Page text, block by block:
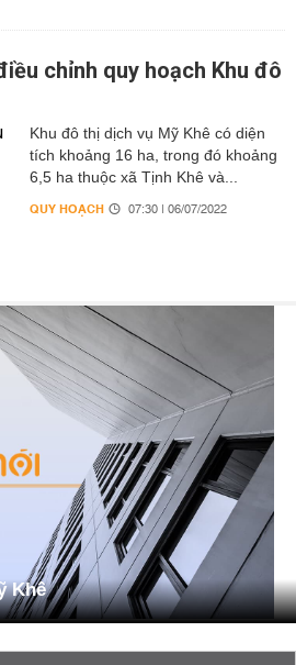
chỉnh quy hoạch Khu đô
Khu đô thị dịch vụ Mỹ Khê có diện
tích khoảng 16 ha, trong đó khoảng
6,5 ha thuộc xã Tịnh Khê và...
QUY HOẠCH 07:30 | 06/07/2022
Khê